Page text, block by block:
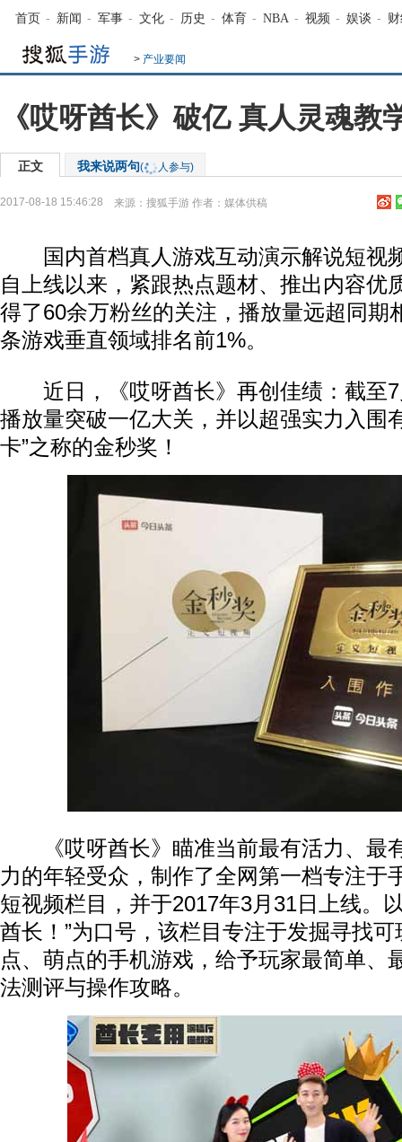
首页 - 新闻 - 军事 - 文化 - 历史 - 体育 - NBA - 视频 - 娱谈 -
> 产业要闻
《哎呀酋长》破亿 真人灵魂教
正文 我来说两句( 人参与)
2017-08-18 15:46:28 来源： 搜狐手游 作者：媒体供稿
国内首档真人游戏互动演示解说短视
自上线以来，紧跟热点题材、推出内容优
得了60余万粉丝的关注，播放量远超同期
条游戏垂直领域排名前1%。
近日，《哎呀酋长》再创佳绩：截至7
播放量突破一亿大关，并以超强实力入围
卡”之称的金秒奖！
《哎呀酋长》瞄准当前最有活力、最
力的年轻受众，制作了全网第一档专注于
短视频栏目，并于2017年3月31日上线。
酋长！”为口号，该栏目专注于发掘寻找
点、萌点的手机游戏，给予玩家最简单、
法测评与操作攻略。